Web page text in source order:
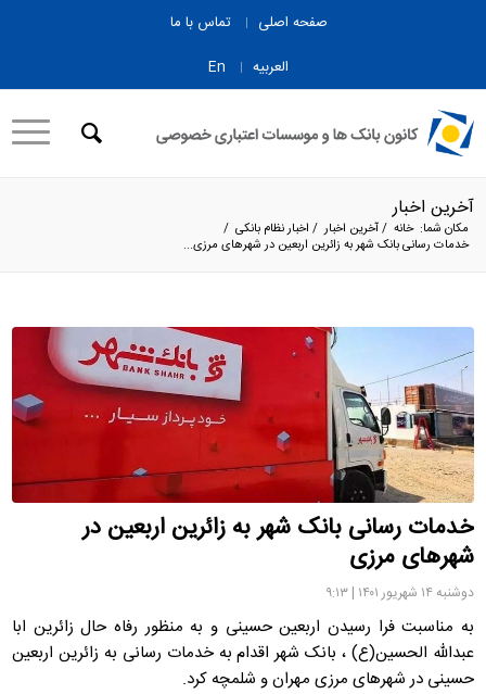
صفحه اصلی
تماس با ما
العربیه
En
آخرین اخبار
مکان شما: خانه /آخرین اخبار / اخبار نظام بانکی /
خدمات رسانی بانک شهر به زائرین اربعین در شهرهای مرزی...
خدمات رسانی بانک شهر به زائرین اربعین در
شهرهای مرزی
دوشنبه ۱۴ شهریور ۱۴۰۱ | ۹:۱۳
به مناسبت فرا رسیدن اربعین حسینی و به منظور رفاه حال زائرین ابا
عبدالله الحسین(ع) ، بانک شهر اقدام به خدمات رسانی به زائرین اربعین
حسینی در شهرهای مرزی مهران و شلمچه کرد.